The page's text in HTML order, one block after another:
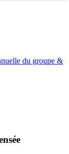
du groupe &